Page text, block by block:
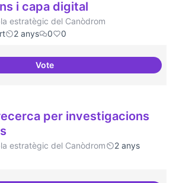
i capa digital
estratègic del Canòdrom
2 anys 0 0
VoteDrets Humans i capa digital
per investigacions
estratègic del Canòdrom
2 anys